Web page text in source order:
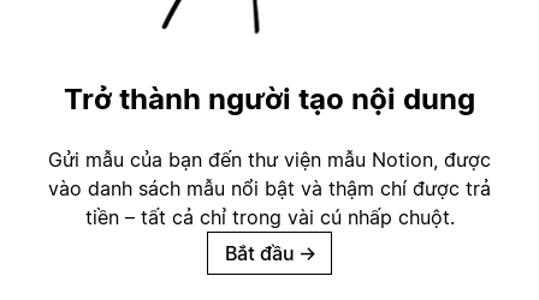
Trở thành người tạo nội dung
Gửi mẫu của bạn đến thư viện mẫu Notion, được
vào danh sách mẫu nổi bật và thậm chí được trả
tiền – tất cả chỉ trong vài cú nhấp chuột.
Bắt đầu →